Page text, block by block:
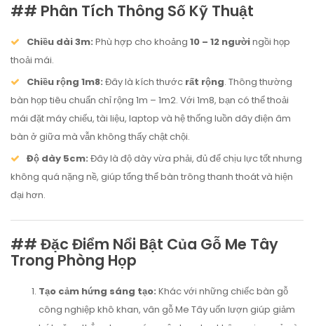
## Phân Tích Thông Số Kỹ Thuật
Chiều dài 3m: Phù hợp cho khoảng 10 – 12 ngườingồi họp
thoải mái.
Chiều rộng 1m8: Đây là kích thước rất rộng. Thông thường
bàn họp tiêu chuẩn chỉ rộng 1m – 1m2. Với 1m8, bạn có thể thoải
mái đặt máy chiếu, tài liệu, laptop và hệ thống luồn dây điện âm
bàn ở giữa mà vẫn không thấy chật chội.
Độ dày 5cm: Đây là độ dày vừa phải, đủ để chịu lực tốt nhưng
không quá nặng nề, giúp tổng thể bàn trông thanh thoát và hiện
đại hơn.
## Đặc Điểm Nổi Bật Của Gỗ Me Tây
Trong Phòng Họp
Tạo cảm hứng sáng tạo: Khác với những chiếc bàn gỗ
công nghiệp khô khan, vân gỗ Me Tây uốn lượn giúp giảm